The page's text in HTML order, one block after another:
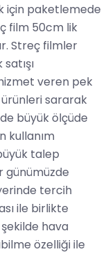
için paketlemede
film 50cm lik
Streç filmler
veren pek
sararak
büyük ölçüde
kullanım
talep
günümüzde
tercih
ile birlikte
hava
özelliği ile